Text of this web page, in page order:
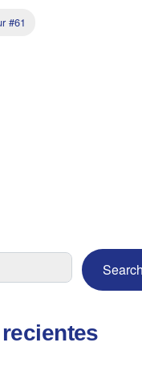
#61